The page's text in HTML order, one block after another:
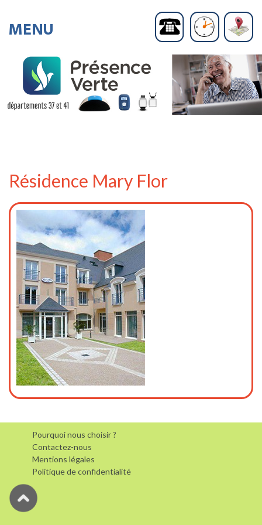
Résidence Mary Flor
Pourquoi nous choisir ?
Contactez-nous
Mentions légales
Politique de confidentialité